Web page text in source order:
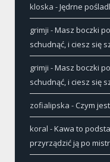
kloska -Jędrne
grimji -Masz boczki
schudnąć, i ciesz się
grimji -Masz boczki
schudnąć, i ciesz się
zofialipska -Czym
koral -Kawa to
przyrządzić ją po